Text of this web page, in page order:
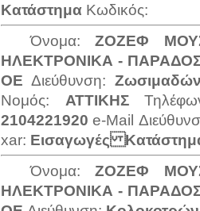
Κατάστημα Κωδικός:
Όνομα:ΖΟΖΕΦ
ΗΛΕΚΤΡΟΝΙΚΑ -
ΟΕ Διεύθυνση:
Νομός: ΑΤΤΙΚΗΣ
2104221920 e-Mail
xar: Εισαγωγές
Όνομα:ΖΟΖΕΦ
ΗΛΕΚΤΡΟΝΙΚΑ -